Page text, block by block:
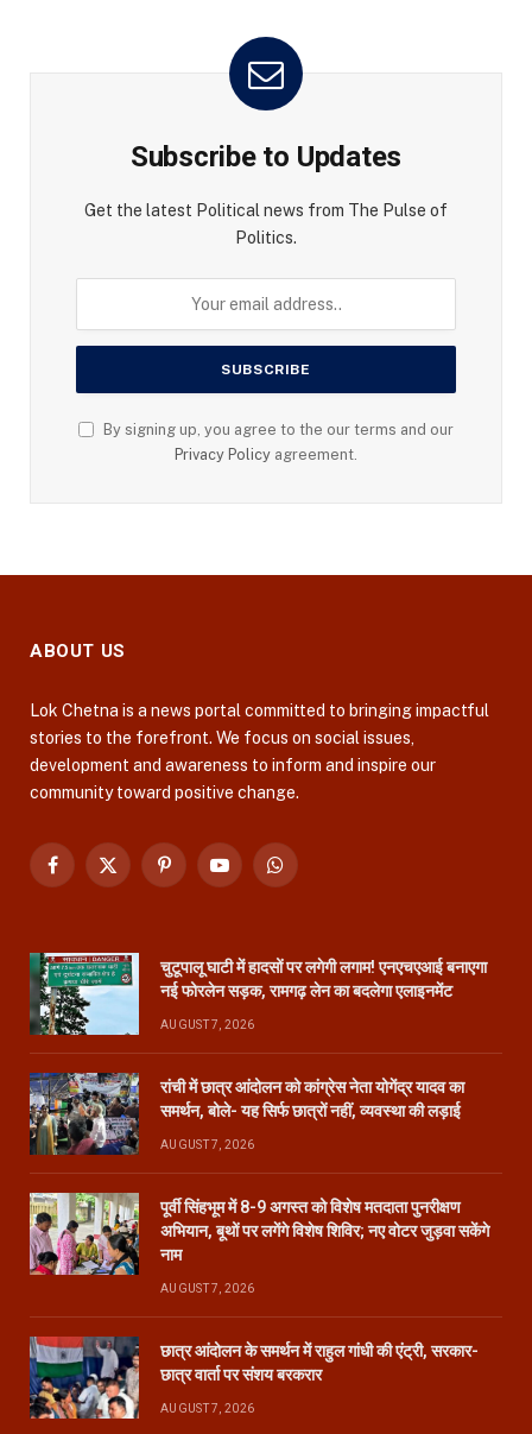
Subscribe to Updates
Get the latest Political news from The Pulse of
Politics.
By signing up, you agree to the our terms and our
Privacy Policy agreement.
ABOUT US
Lok Chetna is a news portal committed to bringing impactful
stories to the forefront. We focus on social issues,
development and awareness to inform and inspire our
community toward positive change.
Facebook
X
PinterestYouTubeWhatsApp
चुटूपालू घाटी में हादसों पर लगेगी लगाम! एनएचएआई बनाएगा
नई फोरलेन सड़क, रामगढ़ लेन का बदलेगा एलाइनमेंट
AUGUST 7, 2026
रांची में छात्र आंदोलन को कांग्रेस नेता योगेंद्र यादव का
समर्थन, बोले- यह सिर्फ छात्रों नहीं, व्यवस्था की लड़ाई
AUGUST 7, 2026
पूर्वी सिंहभूम में 8-9 अगस्त को विशेष मतदाता पुनरीक्षण
अभियान, बूथों पर लगेंगे विशेष शिविर; नए वोटर जुड़वा सकेंगे
नाम
AUGUST 7, 2026
छात्र आंदोलन के समर्थन में राहुल गांधी की एंट्री, सरकार-
छात्र वार्ता पर संशय बरकरार
AUGUST 7, 2026